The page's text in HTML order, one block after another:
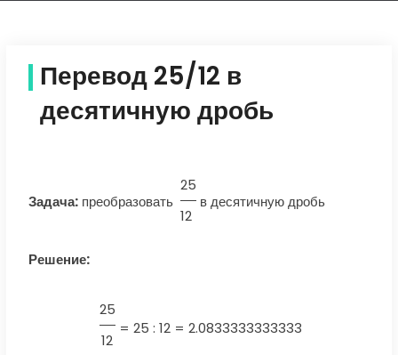
Перевод 25/12 в
десятичную дробь
Задача:преобразовать
25
12
в десятичную дробь
Решение:
25
12
= 25 : 12 = 2.0833333333333